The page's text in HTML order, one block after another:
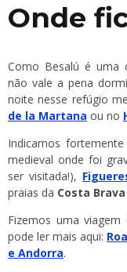
Onde
Como Besalú é uma
não vale a pena
noite nesse refúgio
de la Martana ou no
Indicamos
medieval onde foi
ser visitada!),
praias da Costa Brava
Fizemos uma
pode ler mais aqui:
e Andorra.